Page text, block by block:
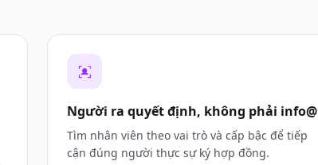
Người ra quyết định, không phải info@
Tìm nhân viên theo vai trò và cấp bậc để tiếp
cận đúng người thực sự ký hợp đồng.